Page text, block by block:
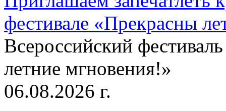
фестивале «Прекрасны
Всероссийский
летние мгновения!»
06.08.2026 г.